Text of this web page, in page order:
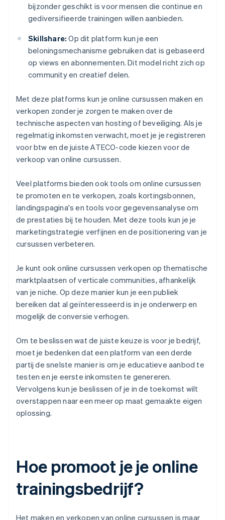
bijzonder geschikt is voor mensen die continue en
gediversifieerde trainingen willen aanbieden.
Skillshare: Op dit platform kun je een
beloningsmechanisme gebruiken dat is gebaseerd
op views en abonnementen. Dit model richt zich op
community en creatief delen.
Met deze platforms kun je online cursussen maken en
verkopen zonder je zorgen te maken over de
technische aspecten van hosting of beveiliging. Als je
regelmatig inkomsten verwacht, moet je je registreren
voor btw en de juiste ATECO-code kiezen voor de
verkoop van online cursussen.
Veel platforms bieden ook tools om online cursussen
te promoten en te verkopen, zoals kortingsbonnen,
landingspagina's en tools voor gegevensanalyse om
de prestaties bij te houden. Met deze tools kun je je
marketingstrategie verfijnen en de positionering van je
cursussen verbeteren.
Je kunt ook online cursussen verkopen op thematische
marktplaatsen of verticale communities, afhankelijk
van je niche. Op deze manier kun je een publiek
bereiken dat al geïnteresseerd is in je onderwerp en
mogelijk de conversie verhogen.
Om te beslissen wat de juiste keuze is voor je bedrijf,
moet je bedenken dat een platform van een derde
partij de snelste manier is om je educatieve aanbod te
testen en je eerste inkomsten te genereren.
Vervolgens kun je beslissen of je in de toekomst wilt
overstappen naar een meer op maat gemaakte eigen
oplossing.
Hoe promoot je je online
trainingsbedrijf?
Het maken en verkopen van online cursussen is maar